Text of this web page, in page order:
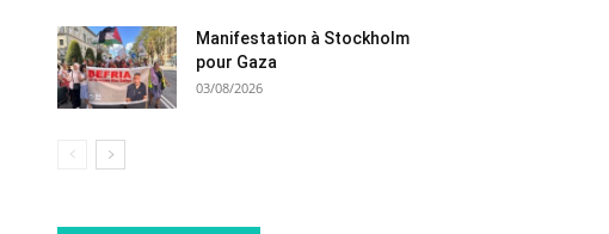
Manifestation à Stockholm
pour Gaza
03/08/2026